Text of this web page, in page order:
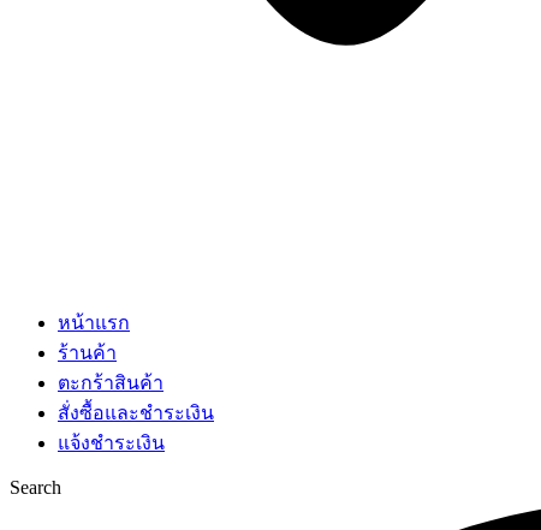
หน้าแรก
ร้านค้า
ตะกร้าสินค้า
สั่งซื้อและชำระเงิน
แจ้งชำระเงิน
Search